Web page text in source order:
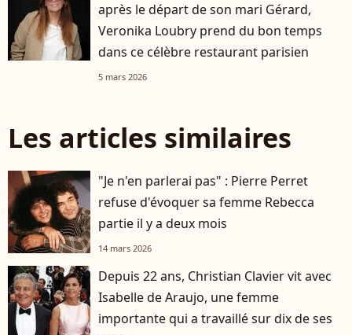
après le départ de son mari Gérard,
Veronika Loubry prend du bon temps
dans ce célèbre restaurant parisien
5 mars 2026
Les articles similaires
"Je n'en parlerai pas" : Pierre Perret
refuse d'évoquer sa femme Rebecca
partie il y a deux mois
14 mars 2026
Depuis 22 ans, Christian Clavier vit avec
Isabelle de Araujo, une femme
importante qui a travaillé sur dix de ses